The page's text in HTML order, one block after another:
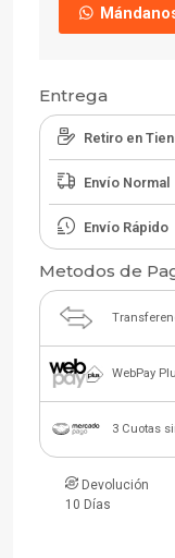
Entrega
Retiro en
Envío Normal
Envío Rápido
Metodos de
WebPay
3 Cuotas
Devolución
10 Días